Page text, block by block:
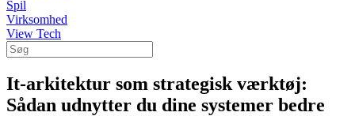
Spil
Virksomhed
View Tech
It-arkitektur som strategisk værktøj:
Sådan udnytter du dine systemer bedre